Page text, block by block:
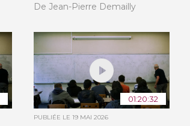
De Jean-Pierre Demailly
01:20:32
PUBLIÉE LE 19 MAI 2026